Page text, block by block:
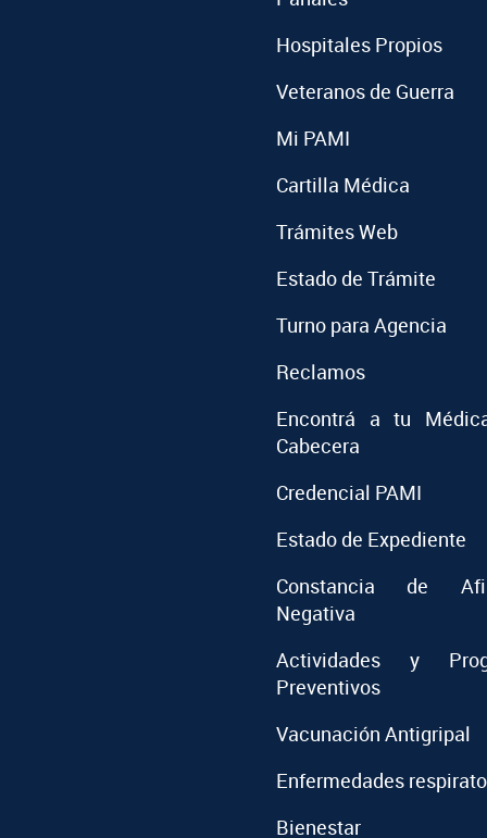
Hospitales Propios
Veteranos de Guerra
Mi PAMI
Cartilla Médica
Trámites Web
Estado de Trámite
Turno para Agencia
Reclamos
Encontrá a tu
Cabecera
Credencial PAMI
Estado de Expediente
Constancia de
Negativa
Actividades y
Preventivos
Vacunación Antigripal
Enfermedades
Bienestar